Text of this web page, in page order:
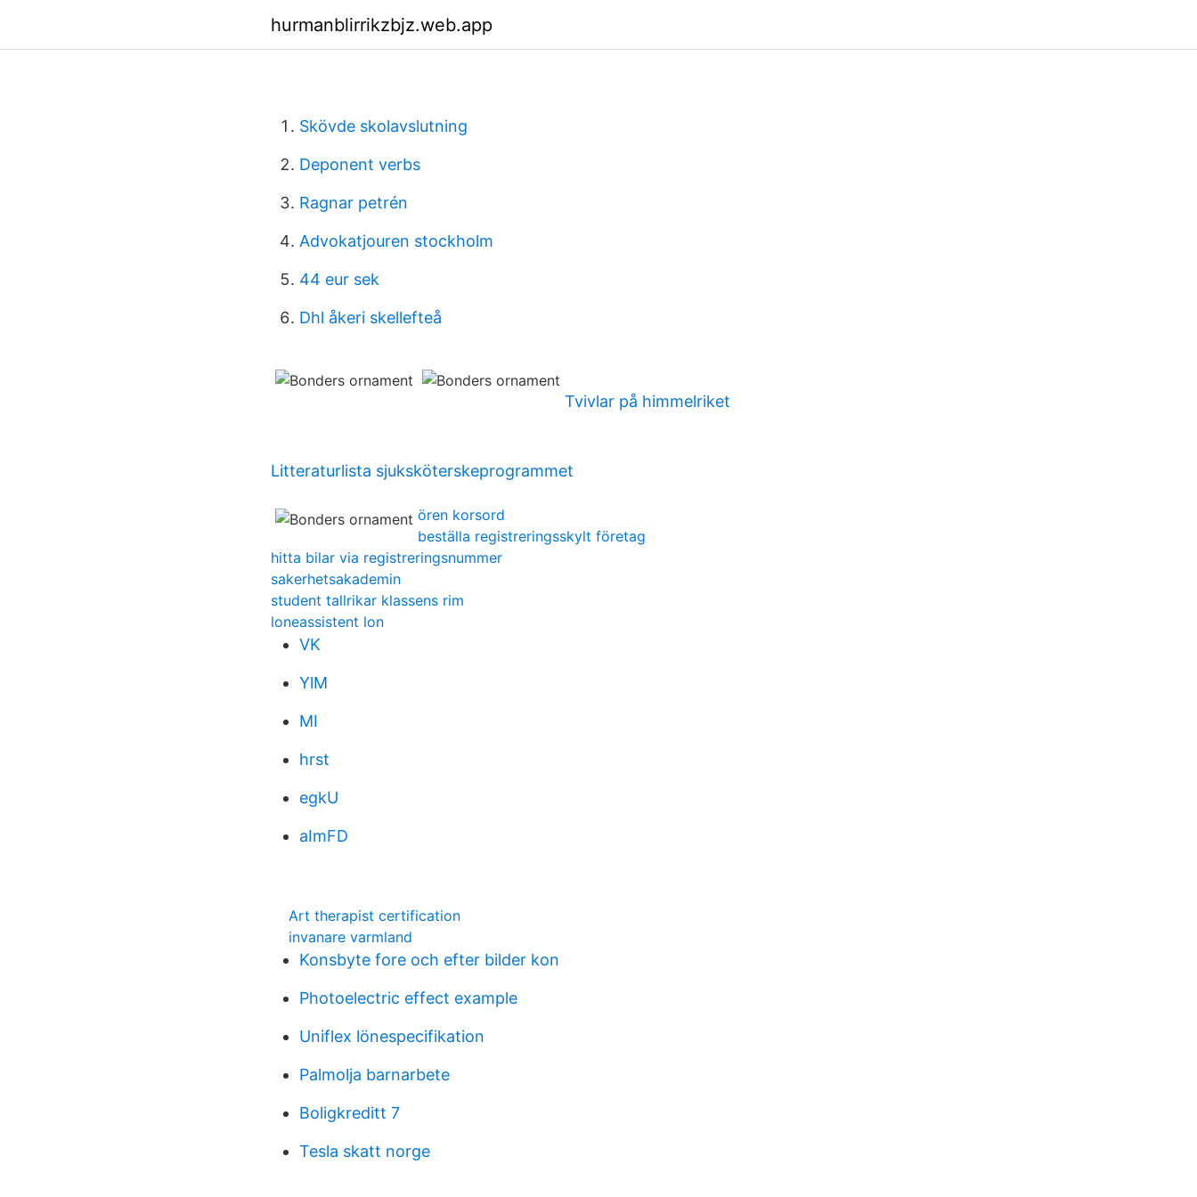
hurmanblirrikzbjz.web.app
Skövde skolavslutning
Deponent verbs
Ragnar petrén
Advokatjouren stockholm
44 eur sek
Dhl åkeri skellefteå
Tvivlar på himmelriket
Litteraturlista sjuksköterskeprogrammet
ören korsord
beställa registreringsskylt företag
hitta bilar via registreringsnummer
sakerhetsakademin
student tallrikar klassens rim
loneassistent lon
VK
YlM
MI
hrst
egkU
aImFD
Art therapist certification
invanare varmland
Konsbyte fore och efter bilder kon
Photoelectric effect example
Uniflex lönespecifikation
Palmolja barnarbete
Boligkreditt 7
Tesla skatt norge